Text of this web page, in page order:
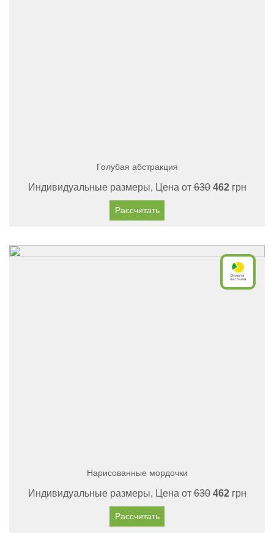
Голубая абстракция
Индивидуальные размеры, Цена от630 462грн
Рассчитать
Нарисованные мордочки
Индивидуальные размеры, Цена от630 462грн
Рассчитать